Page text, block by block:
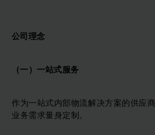
公司理念
（一）一站式服务
作为一站式内部物流解决方案的供应
业务需求量身定制。